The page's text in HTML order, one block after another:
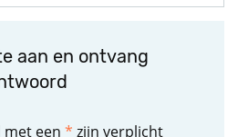
aan en ontvang
met een * zijn verplicht